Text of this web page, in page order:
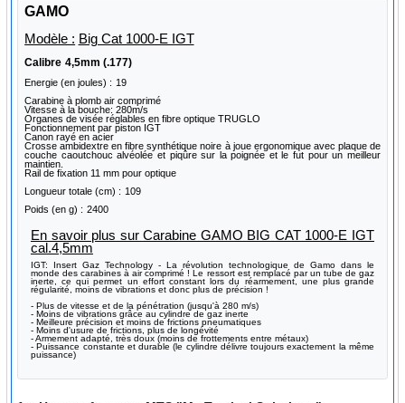
GAMO
Modèle : Big Cat 1000-E IGT
Calibre 4,5mm (.177)
Energie (en joules) : 19
Carabine à plomb air comprimé
Vitesse à la bouche: 280m/s
Organes de visée réglables en fibre optique TRUGLO
Fonctionnement par piston IGT
Canon rayé en acier
Crosse ambidextre en fibre synthétique noire à joue ergonomique avec plaque de
couche caoutchouc alvéolée et piqûre sur la poignée et le fut pour un meilleur
maintien.
Rail de fixation 11 mm pour optique
Longueur totale (cm) : 109
Poids (en g) : 2400
En savoir plus sur Carabine GAMO BIG CAT 1000-E IGT
cal.4,5mm
IGT: Insert Gaz Technology - La révolution technologique de Gamo dans le
monde des carabines à air comprimé ! Le ressort est remplacé par un tube de gaz
inerte, ce qui permet un effort constant lors du réarmement, une plus grande
régularité, moins de vibrations et donc plus de précision !
- Plus de vitesse et de la pénétration (jusqu'à 280 m/s)
- Moins de vibrations grâce au cylindre de gaz inerte
- Meilleure précision et moins de frictions pneumatiques
- Moins d'usure de frictions, plus de longévité
- Armement adapté, très doux (moins de frottements entre métaux)
- Puissance constante et durable (le cylindre délivre toujours exactement la même
puissance)